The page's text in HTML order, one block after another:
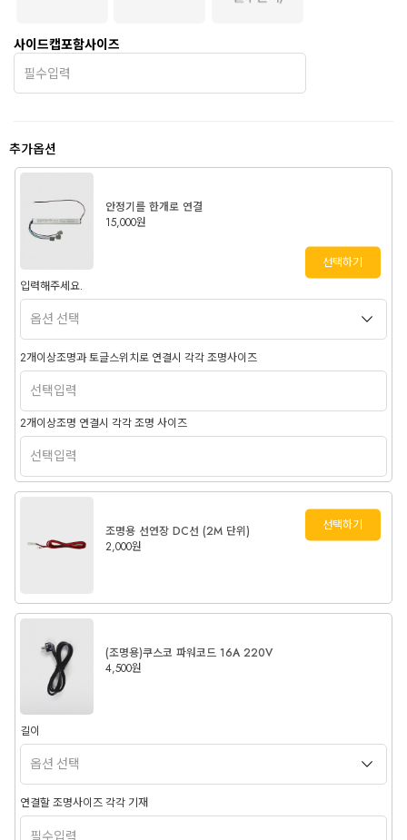
사이드캡포함사이즈
추가옵션
안정기를 한개로 연결
15,000원
입력해주세요.
2개이상조명과 토글스위치로 연결시 각각 조명사이즈
2개이상조명 연결시 각각 조명 사이즈
선택하기
조명용 선연장 DC선 (2M 단위)
2,000원
선택하기
(조명용)쿠스코 파워코드 16A 220V
4,500원
길이
연결할 조명사이즈 각각 기재